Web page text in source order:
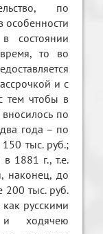
по
особенности
состоянии
то во
и с
тем чтобы в
по
года – по
тыс. руб.;
1881 г., т.е.
наконец, до
200 тыс. руб.
как русскими
и ходячею